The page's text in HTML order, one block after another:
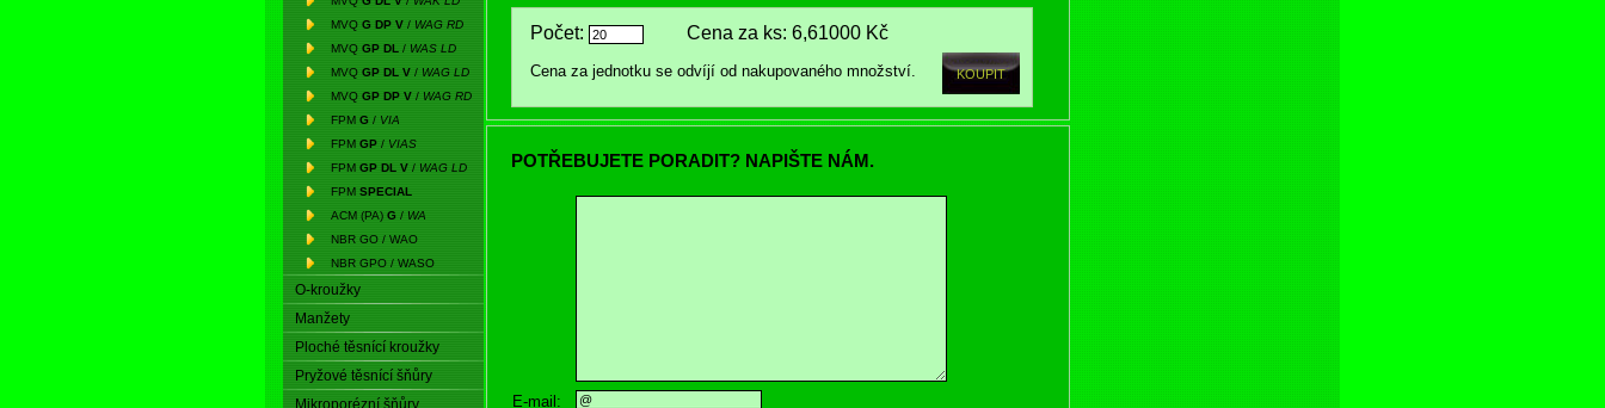
MVQ G DP V / WAG RD
MVQ GP DL / WAS LD
MVQ GP DL V / WAG LD
MVQ GP DP V / WAG RD
FPM G / VIA
FPM GP / VIAS
FPM GP DL V / WAG LD
FPM SPECIAL
ACM (PA) G / WA
NBR GO / WAO
NBR GPO / WASO
O-kroužky
Manžety
Ploché těsnící kroužky
Pryžové těsnící šňůry
Mikroporézní šňůry
Počet: Cena za ks: 6,61000 Kč
Cena za jednotku se odvíjí od nakupovaného množství.
POTŘEBUJETE PORADIT? NAPIŠTE NÁM.
E-mail: